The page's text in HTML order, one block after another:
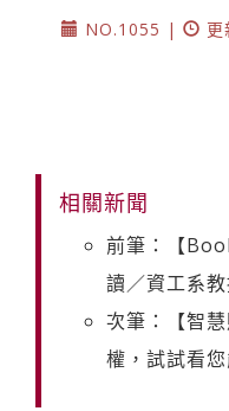
NO.1055 |
相關新聞
前筆：【
讀／資工系
次筆：【智
權，試試看您